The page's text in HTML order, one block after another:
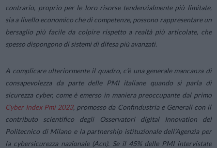
contrario, proprio per le loro risorse tendenzialmente più limitate,
sia a livello economico che di competenze, possono rappresentare un
bersaglio più facile da colpire rispetto a realtà più articolate, che
spesso dispongono di sistemi di difesa più avanzati.
A complicare ulteriormente il quadro, c’è una generale mancanza di
consapevolezza da parte delle PMI italiane quando si parla di
sicurezza cyber, come è emerso in maniera preoccupante dal primo
Cyber Index Pmi 2023, promosso da Confindustria e Generali con il
contributo scientifico degli Osservatori digital Innovation del
Politecnico di Milano e la partnership istituzionale dell’Agenzia per
la cybersicurezza nazionale (Acn). Se il 45% delle PMI intervistate